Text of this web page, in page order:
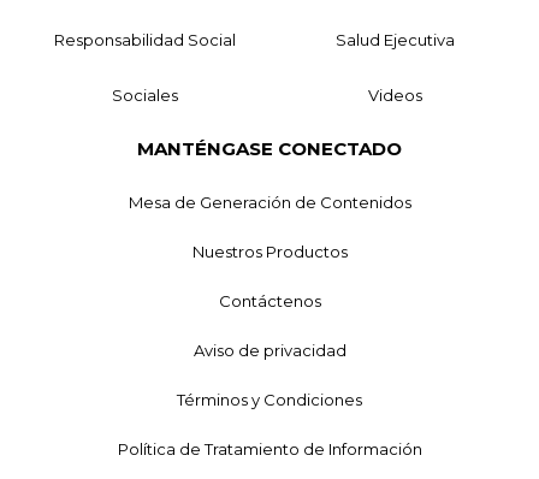
Responsabilidad Social Salud Ejecutiva
Sociales Videos
MANTÉNGASE CONECTADO
Mesa de Generación de Contenidos
Nuestros Productos
Contáctenos
Aviso de privacidad
Términos y Condiciones
Política de Tratamiento de Información